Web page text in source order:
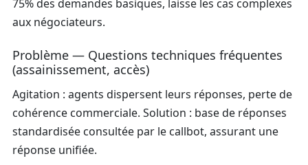
75% des demandes basiques, laisse les cas complexes
aux négociateurs.
Problème — Questions techniques fréquentes
(assainissement, accès)
Agitation : agents dispersent leurs réponses, perte de
cohérence commerciale. Solution : base de réponses
standardisée consultée par le callbot, assurant une
réponse unifiée.